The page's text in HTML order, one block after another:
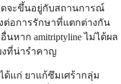
ดจะขึ้นอยู่กับสถานการณ์
อการรักษาที่แตกต่างกัน
หาก amitriptyline ไม่ได้ผล
งที่น่ารำคาญ
ด้แก่ ยาแก้ซึมเศร้ากลุ่ม